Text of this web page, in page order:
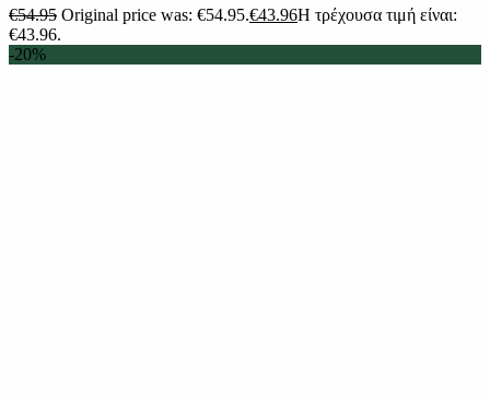
€54.95 Original price was: €54.95.€43.96Η τρέχουσα τιμή είναι:
€43.96.
-20%